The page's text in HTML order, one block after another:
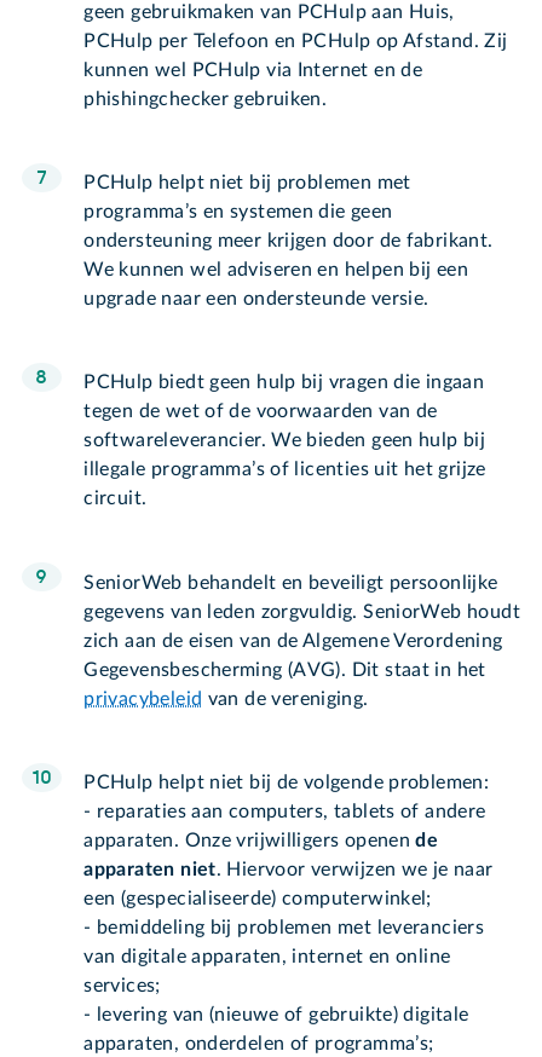
geen gebruikmaken van PCHulp aan Huis,
PCHulp per Telefoon en PCHulp op Afstand. Zij
kunnen wel PCHulp via Internet en de
phishingchecker gebruiken.
PCHulp helpt niet bij problemen met
programma’s en systemen die geen
ondersteuning meer krijgen door de fabrikant.
We kunnen wel adviseren en helpen bij een
upgrade naar een ondersteunde versie.
PCHulp biedt geen hulp bij vragen die ingaan
tegen de wet of de voorwaarden van de
softwareleverancier. We bieden geen hulp bij
illegale programma’s of licenties uit het grijze
circuit.
SeniorWeb behandelt en beveiligt persoonlijke
gegevens van leden zorgvuldig. SeniorWeb houdt
zich aan de eisen van de Algemene Verordening
Gegevensbescherming (AVG). Dit staat in het
privacybeleid van de vereniging.
PCHulp helpt niet bij de volgende problemen:
- reparaties aan computers, tablets of andere
apparaten. Onze vrijwilligers openende
apparaten niet. Hiervoor verwijzen we je naar
een (gespecialiseerde) computerwinkel;
- bemiddeling bij problemen met leveranciers
van digitale apparaten, internet en online
services;
- levering van (nieuwe of gebruikte) digitale
apparaten, onderdelen of programma’s;